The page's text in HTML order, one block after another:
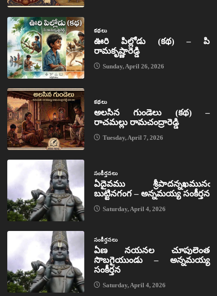
కథలు
ఊరి పిల్లోడు (కథ) – పి
రామకృష్ణారెడ్డి
Sunday, April 26, 2026
కథలు
అలసిన గుండెలు (కథ) –
రాచమల్లు రామచంద్రారెడ్డి
Tuesday, April 7, 2026
సంకీర్తనలు
ఏదైవము శ్రీపాదన్నఖమునఁ
బుట్టినగంగ – అన్నమయ్య సంకీర్తన
Saturday, April 4, 2026
సంకీర్తనలు
ఏణ నయనల చూపులెంత
సొబగైయుండు – అన్నమయ్య
సంకీర్తన
Saturday, April 4, 2026